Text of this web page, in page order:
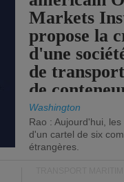
Markets
propose la
d'une
de
de
Washington
Rao : Aujourd'hui,
d'un cartel de six
étrangères.